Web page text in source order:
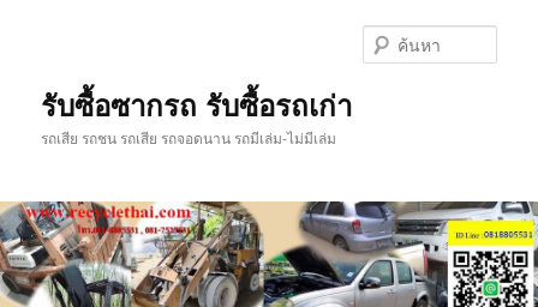
รับซื้อซากรถ รับซื้อรถเก่า
รถเสีย รถชน รถเสีย รถจอดนาน รถมีเล่ม-ไม่มีเล่ม